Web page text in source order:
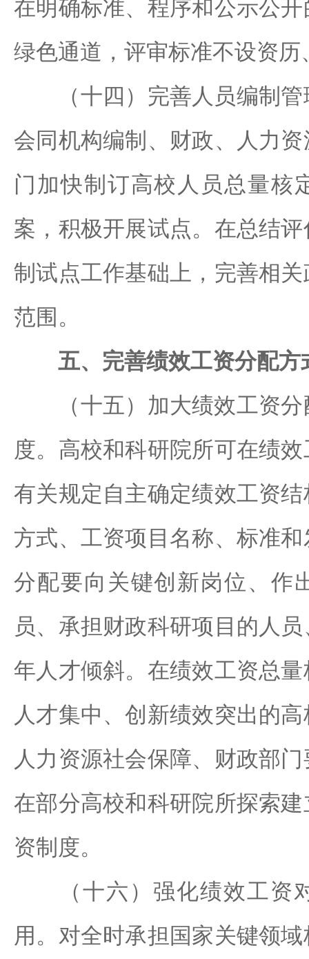
在明确标准、程序和公示公
绿色通道，评审标准不设资历
（十四）完善人员编制管
会同机构编制、财政、人力
门加快制订高校人员总量核
案，积极开展试点。在总结
制试点工作基础上，完善相
范围。
五、完善绩效工资分配方
（十五）加大绩效工资分
度。高校和科研院所可在绩
有关规定自主确定绩效工资
方式、工资项目名称、标准
分配要向关键创新岗位、作
员、承担财政科研项目的人
年人才倾斜。在绩效工资总
人才集中、创新绩效突出的
人力资源社会保障、财政部
在部分高校和科研院所探索
资制度。
（十六）强化绩效工资
用。对全时承担国家关键领